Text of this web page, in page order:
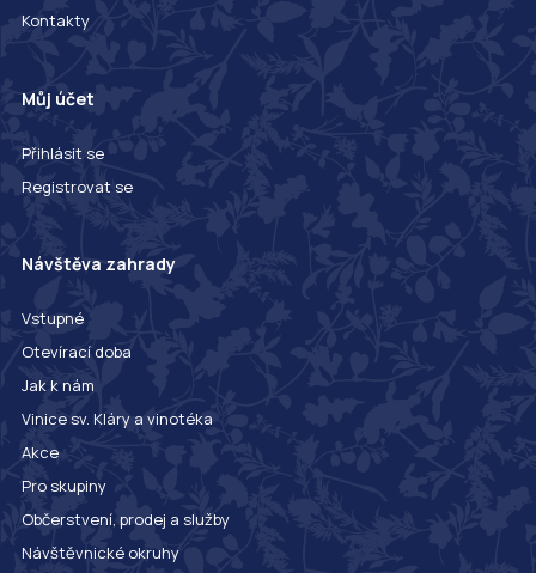
Kontakty
Můj účet
Přihlásit se
Registrovat se
Návštěva zahrady
Vstupné
Otevírací doba
Jak k nám
Vinice sv. Kláry a vinotéka
Akce
Pro skupiny
Občerstvení, prodej a služby
Návštěvnické okruhy